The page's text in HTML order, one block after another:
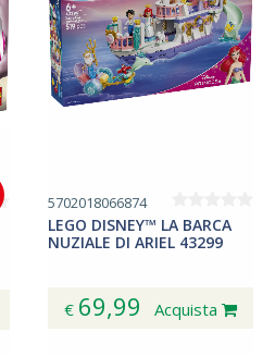
5702018066874
LEGO DISNEY™ LA BARCA
NUZIALE DI ARIEL 43299
€ 69,99 Acquista